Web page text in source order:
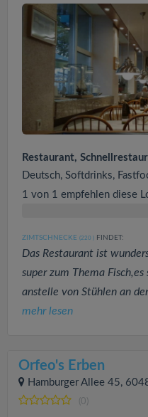
Restaurant,
Deutsch, Softdrinks,
1 von 1 empfehlen diese
ZIMTSCHNECKE (220 ) FINDET:
Das Restaurant ist
super zum Thema
anstelle von Stühlen an
mehr lesen
Orfeo's Erben
Hamburger Allee 45,
(0)